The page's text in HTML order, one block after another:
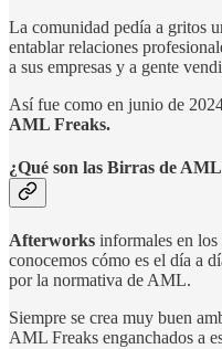
La comunidad pedía a gritos
entablar relaciones
a sus empresas y a gente
Así fue como en junio de
AML Freaks.
¿Qué son las Birras de
Afterworks informales en los
conocemos cómo es el día a
por la normativa de AML.
Siempre se crea muy buen
AML Freaks enganchados a